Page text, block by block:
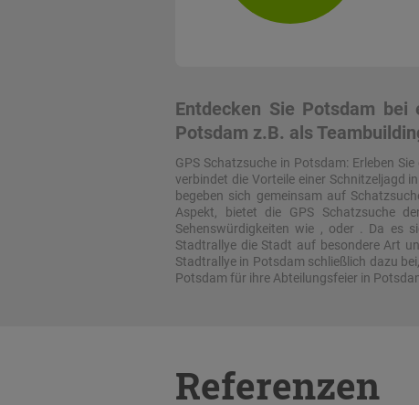
Entdecken Sie Potsdam
Potsdam z.B. als
GPS Schatzsuche in Potsdam: Erleben
verbindet die Vorteile einer Schnitzeljagd
begeben sich gemeinsam auf
Aspekt, bietet die GPS Schatzsuche
Sehenswürdigkeiten wie , oder . Da es
Stadtrallye die Stadt auf besondere Art
Stadtrallye in Potsdam schließlich dazu
Potsdam für ihre Abteilungsfeier in
Referenzen